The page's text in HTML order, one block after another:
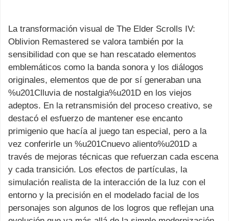
La transformación visual de The Elder Scrolls IV:
Oblivion Remastered se valora también por la
sensibilidad con que se han rescatado elementos
emblemáticos como la banda sonora y los diálogos
originales, elementos que de por sí generaban una
%u201Clluvia de nostalgia%u201D en los viejos
adeptos. En la retransmisión del proceso creativo, se
destacó el esfuerzo de mantener ese encanto
primigenio que hacía al juego tan especial, pero a la
vez conferirle un %u201Cnuevo aliento%u201D a
través de mejoras técnicas que refuerzan cada escena
y cada transición. Los efectos de partículas, la
simulación realista de la interacción de la luz con el
entorno y la precisión en el modelado facial de los
personajes son algunos de los logros que reflejan una